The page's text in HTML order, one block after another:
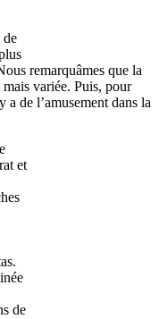
de
remarquâmes que la
variée. Puis, pour
a de l’amusement dans la
et
de